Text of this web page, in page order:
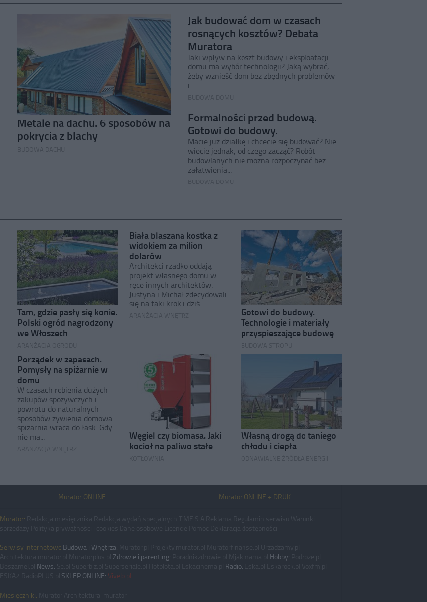
Metale na dachu. 6 sposobów na
pokrycia z blachy
Jak budować dom w czasach
rosnących kosztów? Debata
Muratora
Jaki wpływ na koszt budowy i eksploatacji
domu ma wybór technologii? Jaką wybrać,
żeby wznieść dom bez zbędnych problemów
i...
Formalności przed budową.
Gotowi do budowy.
Macie już działkę i chcecie się budować? Nie
wiecie jednak, od czego zacząć? Robót
budowlanych nie można rozpoczynać bez
załatwienia...
Tam, gdzie pasły się konie.
Polski ogród nagrodzony
we Włoszech
Biała blaszana kostka z
widokiem za milion
dolarów
Architekci rzadko oddają
projekt własnego domu w
ręce innych architektów.
Justyna i Michał zdecydowali
się na taki krok i dziś...
Gotowi do budowy.
Technologie i materiały
przyspieszające budowę
Porządek w zapasach.
Pomysły na spiżarnie w
domu
W czasach robienia dużych
zakupów spożywczych i
powrotu do naturalnych
sposobów żywienia domowa
spiżarnia wraca do łask. Gdy
nie ma...
Węgiel czy biomasa. Jaki
kocioł na paliwo stałe
Własną drogą do taniego
chłodu i ciepła
Murator ONLINE Murator ONLINE + DRUK
Murator:
Serwisy internetowe Budowa i Wnętrza:
Zdrowie i parenting: Hobby:
News: Radio:
SKLEP ONLINE: Vivelo.pl
Miesięczniki: